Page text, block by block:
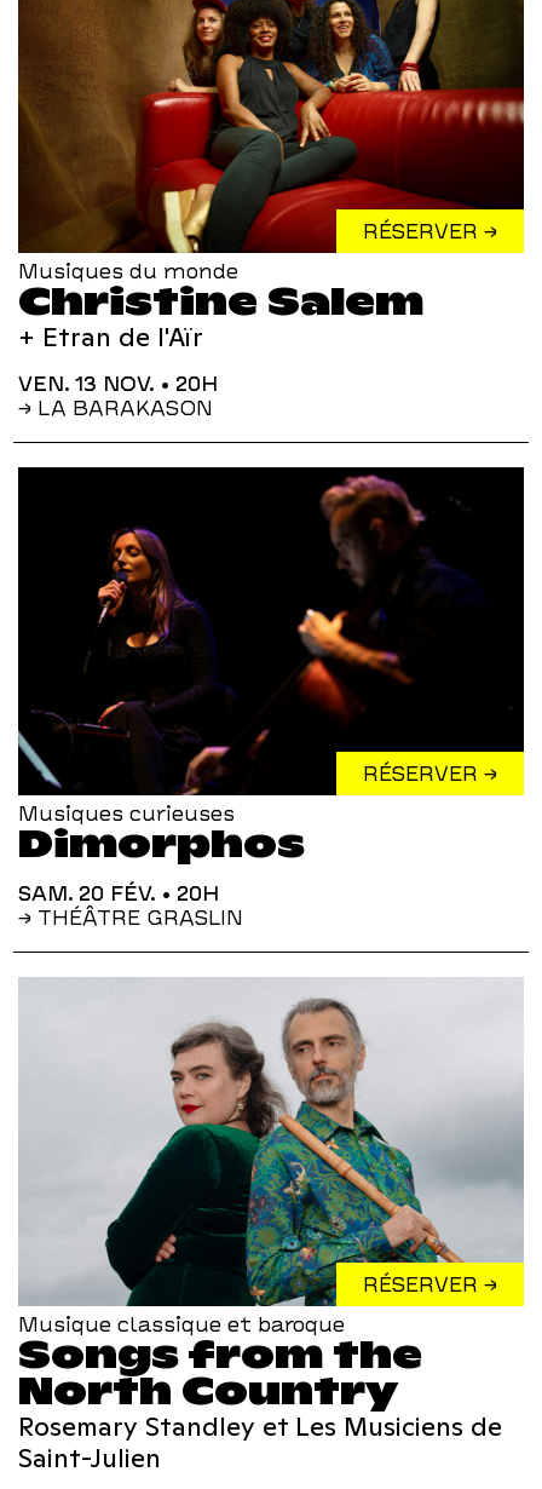
RÉSERVER →
Musiques du monde
Christine Salem
+ Etran de l'Aïr
VEN. 13 NOV. • 20H
→ LA BARAKASON
RÉSERVER →
Musiques curieuses
Dimorphos
SAM. 20 FÉV. • 20H
→ THÉÂTRE GRASLIN
RÉSERVER →
Musique classique et baroque
Songs from the
North Country
Rosemary Standley et Les Musiciens de
Saint-Julien